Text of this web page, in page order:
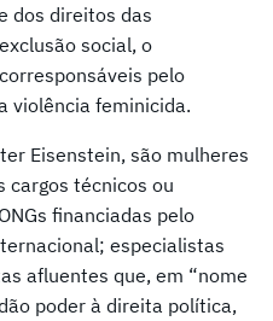
dos direitos das
social, o
pelo
violência feminicida.
Eisenstein, são mulheres
cargos técnicos ou
financiadas pelo
especialistas
afluentes que, em “nome
poder à direita política,